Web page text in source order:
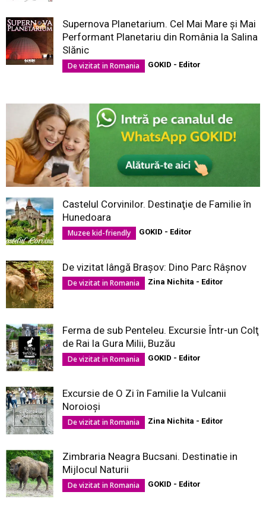
Supernova Planetarium. Cel Mai Mare și Mai
Performant Planetariu din România la Salina
Slănic
De vizitat in Romania GOKID - Editor
Castelul Corvinilor. Destinaţie de Familie în
Hunedoara
Muzee kid-friendly GOKID - Editor
De vizitat lângă Brașov: Dino Parc Râșnov
De vizitat in Romania Zina Nichita - Editor
Ferma de sub Penteleu. Excursie Într-un Colţ
de Rai la Gura Milii, Buzău
De vizitat in Romania GOKID - Editor
Excursie de O Zi în Familie la Vulcanii
Noroioşi
De vizitat in Romania Zina Nichita - Editor
Zimbraria Neagra Bucsani. Destinatie in
Mijlocul Naturii
De vizitat in Romania GOKID - Editor